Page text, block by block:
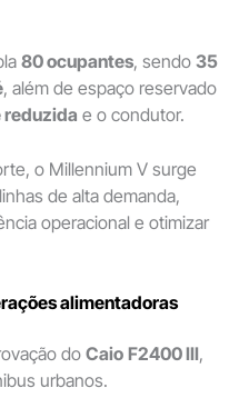
80 ocupantes, sendo 35
, além de espaço reservado
reduzida e o condutor.
o Millennium V surge
de alta demanda,
operacional e otimizar
alimentadoras
do Caio F2400 III,
urbanos.